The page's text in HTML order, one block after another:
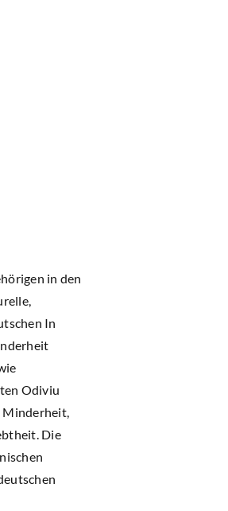
in den
In
Odiviu
Minderheit,
Die